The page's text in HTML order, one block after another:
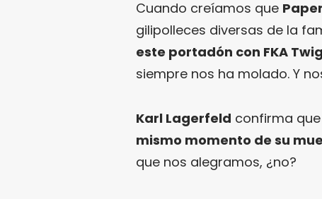
Cuando creíamos que Paper
gilipolleces diversas de la
este portadón con FKA
siempre nos ha molado. Y
Karl Lagerfeld confirma
mismo momento de su
que nos alegramos, ¿no?